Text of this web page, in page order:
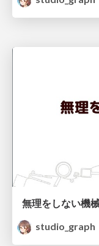
無理をしない機
studio_graph